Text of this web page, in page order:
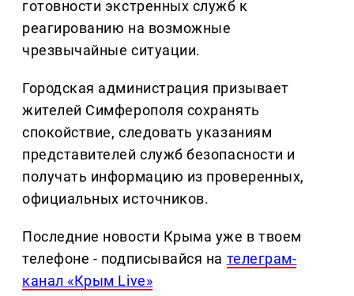
готовности экстренных служб к
реагированию на возможные
чрезвычайные ситуации.
Городская администрация призывает
жителей Симферополя сохранять
спокойствие, следовать указаниям
представителей служб безопасности и
получать информацию из проверенных,
официальных источников.
Последние новости Крыма уже в твоем
телефоне - подписывайся на телеграм-
канал «Крым Live»